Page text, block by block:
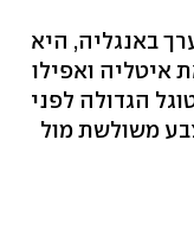
בשנת 1966, שנערך באנגליה, היא
איטליה ואפילו
פורטוגל הגדולה לפני
אצבע משולשת מול